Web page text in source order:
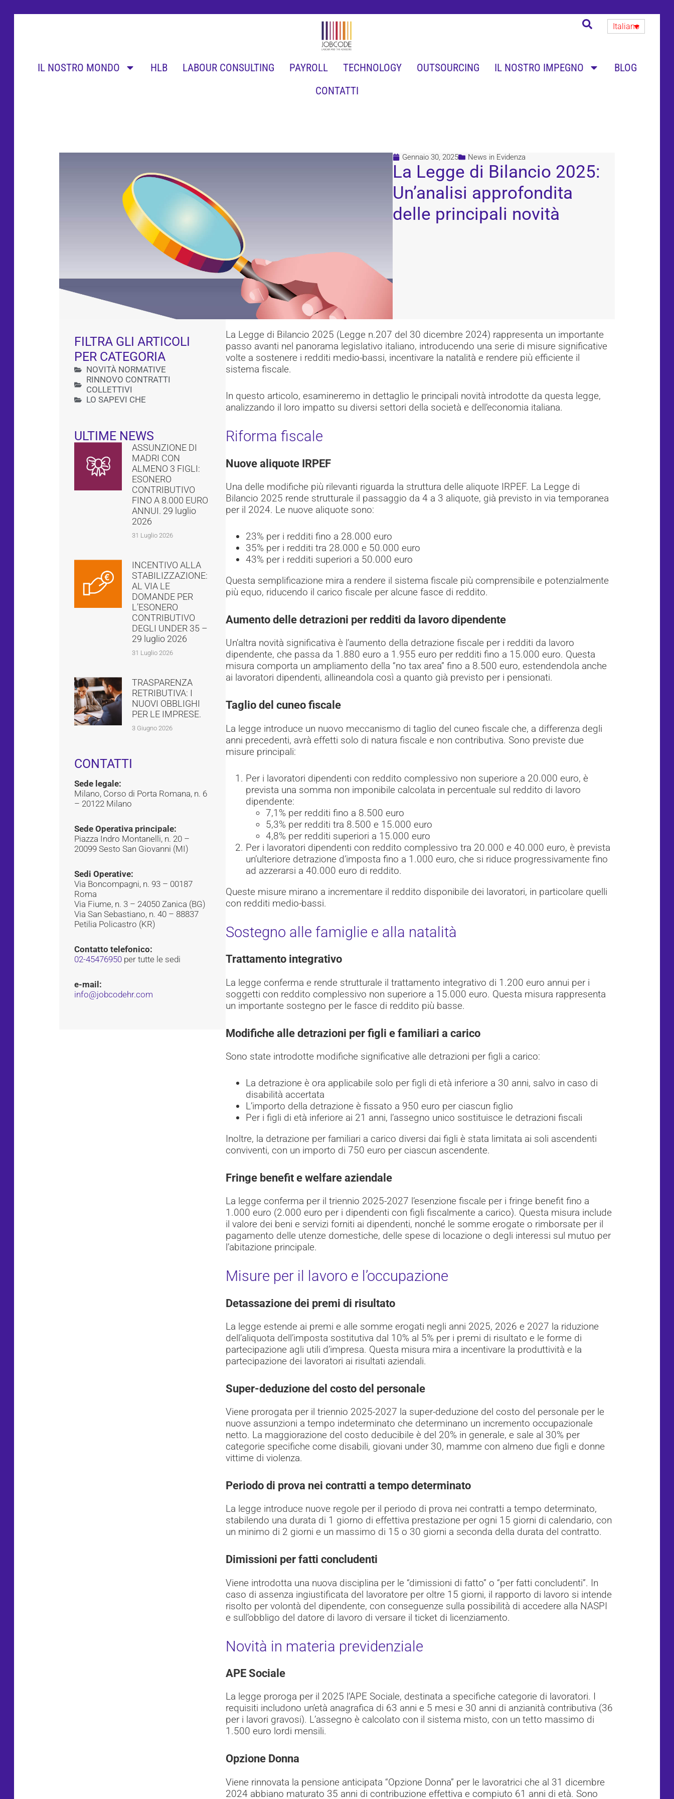
Italiano
IL NOSTRO MONDO HLB LABOUR CONSULTING PAYROLL TECHNOLOGY OUTSOURCING IL NOSTRO IMPEGNO
BLOG
CONTATTI
Gennaio 30, 2025 News in Evidenza
La Legge di Bilancio 2025:
Un’analisi approfondita
delle principali novità
FILTRA GLI ARTICOLI
PER CATEGORIA
NOVITÀ NORMATIVE
RINNOVO CONTRATTI
COLLETTIVI
LO SAPEVI CHE
ULTIME NEWS
ASSUNZIONE DI
MADRI CON
ALMENO 3 FIGLI:
ESONERO
CONTRIBUTIVO
FINO A 8.000 EURO
ANNUI. 29 luglio
2026
31 Luglio 2026
INCENTIVO ALLA
STABILIZZAZIONE:
AL VIA LE
DOMANDE PER
L’ESONERO
CONTRIBUTIVO
DEGLI UNDER 35 –
29 luglio 2026
31 Luglio 2026
TRASPARENZA
RETRIBUTIVA: I
NUOVI OBBLIGHI
PER LE IMPRESE.
3 Giugno 2026
CONTATTI
Sede legale:
Milano, Corso di Porta Romana, n. 6
– 20122 Milano
Sede Operativa principale:
Piazza Indro Montanelli, n. 20 –
20099 Sesto San Giovanni (MI)
Sedi Operative:
Via Boncompagni, n. 93 – 00187
Roma
Via Fiume, n. 3 – 24050 Zanica (BG)
Via San Sebastiano, n. 40 – 88837
Petilia Policastro (KR)
Contatto telefonico:
02-45476950 per tutte le sedi
e-mail:
info@jobcodehr.com
La Legge di Bilancio 2025 (Legge n.207 del 30 dicembre 2024) rappresenta un importante
passo avanti nel panorama legislativo italiano, introducendo una serie di misure significative
volte a sostenere i redditi medio-bassi, incentivare la natalità e rendere più efficiente il
sistema fiscale.
In questo articolo, esamineremo in dettaglio le principali novità introdotte da questa legge,
analizzando il loro impatto su diversi settori della società e dell’economia italiana.
Riforma fiscale
Nuove aliquote IRPEF
Una delle modifiche più rilevanti riguarda la struttura delle aliquote IRPEF. La Legge di
Bilancio 2025 rende strutturale il passaggio da 4 a 3 aliquote, già previsto in via temporanea
per il 2024. Le nuove aliquote sono:
23% per i redditi fino a 28.000 euro
35% per i redditi tra 28.000 e 50.000 euro
43% per i redditi superiori a 50.000 euro
Questa semplificazione mira a rendere il sistema fiscale più comprensibile e potenzialmente
più equo, riducendo il carico fiscale per alcune fasce di reddito.
Aumento delle detrazioni per redditi da lavoro dipendente
Un’altra novità significativa è l’aumento della detrazione fiscale per i redditi da lavoro
dipendente, che passa da 1.880 euro a 1.955 euro per redditi fino a 15.000 euro. Questa
misura comporta un ampliamento della “no tax area” fino a 8.500 euro, estendendola anche
ai lavoratori dipendenti, allineandola così a quanto già previsto per i pensionati.
Taglio del cuneo fiscale
La legge introduce un nuovo meccanismo di taglio del cuneo fiscale che, a differenza degli
anni precedenti, avrà effetti solo di natura fiscale e non contributiva. Sono previste due
misure principali:
Per i lavoratori dipendenti con reddito complessivo non superiore a 20.000 euro, è
prevista una somma non imponibile calcolata in percentuale sul reddito di lavoro
dipendente:
7,1% per redditi fino a 8.500 euro
5,3% per redditi tra 8.500 e 15.000 euro
4,8% per redditi superiori a 15.000 euro
Per i lavoratori dipendenti con reddito complessivo tra 20.000 e 40.000 euro, è prevista
un’ulteriore detrazione d’imposta fino a 1.000 euro, che si riduce progressivamente fino
ad azzerarsi a 40.000 euro di reddito.
Queste misure mirano a incrementare il reddito disponibile dei lavoratori, in particolare quelli
con redditi medio-bassi.
Sostegno alle famiglie e alla natalità
Trattamento integrativo
La legge conferma e rende strutturale il trattamento integrativo di 1.200 euro annui per i
soggetti con reddito complessivo non superiore a 15.000 euro. Questa misura rappresenta
un importante sostegno per le fasce di reddito più basse.
Modifiche alle detrazioni per figli e familiari a carico
Sono state introdotte modifiche significative alle detrazioni per figli a carico:
La detrazione è ora applicabile solo per figli di età inferiore a 30 anni, salvo in caso di
disabilità accertata
L’importo della detrazione è fissato a 950 euro per ciascun figlio
Per i figli di età inferiore ai 21 anni, l’assegno unico sostituisce le detrazioni fiscali
Inoltre, la detrazione per familiari a carico diversi dai figli è stata limitata ai soli ascendenti
conviventi, con un importo di 750 euro per ciascun ascendente.
Fringe benefit e welfare aziendale
La legge conferma per il triennio 2025-2027 l’esenzione fiscale per i fringe benefit fino a
1.000 euro (2.000 euro per i dipendenti con figli fiscalmente a carico). Questa misura include
il valore dei beni e servizi forniti ai dipendenti, nonché le somme erogate o rimborsate per il
pagamento delle utenze domestiche, delle spese di locazione o degli interessi sul mutuo per
l’abitazione principale.
Misure per il lavoro e l’occupazione
Detassazione dei premi di risultato
La legge estende ai premi e alle somme erogati negli anni 2025, 2026 e 2027 la riduzione
dell’aliquota dell’imposta sostitutiva dal 10% al 5% per i premi di risultato e le forme di
partecipazione agli utili d’impresa. Questa misura mira a incentivare la produttività e la
partecipazione dei lavoratori ai risultati aziendali.
Super-deduzione del costo del personale
Viene prorogata per il triennio 2025-2027 la super-deduzione del costo del personale per le
nuove assunzioni a tempo indeterminato che determinano un incremento occupazionale
netto. La maggiorazione del costo deducibile è del 20% in generale, e sale al 30% per
categorie specifiche come disabili, giovani under 30, mamme con almeno due figli e donne
vittime di violenza.
Periodo di prova nei contratti a tempo determinato
La legge introduce nuove regole per il periodo di prova nei contratti a tempo determinato,
stabilendo una durata di 1 giorno di effettiva prestazione per ogni 15 giorni di calendario, con
un minimo di 2 giorni e un massimo di 15 o 30 giorni a seconda della durata del contratto.
Dimissioni per fatti concludenti
Viene introdotta una nuova disciplina per le “dimissioni di fatto” o “per fatti concludenti”. In
caso di assenza ingiustificata del lavoratore per oltre 15 giorni, il rapporto di lavoro si intende
risolto per volontà del dipendente, con conseguenze sulla possibilità di accedere alla NASPI
e sull’obbligo del datore di lavoro di versare il ticket di licenziamento.
Novità in materia previdenziale
APE Sociale
La legge proroga per il 2025 l’APE Sociale, destinata a specifiche categorie di lavoratori. I
requisiti includono un’età anagrafica di 63 anni e 5 mesi e 30 anni di anzianità contributiva (36
per i lavori gravosi). L’assegno è calcolato con il sistema misto, con un tetto massimo di
1.500 euro lordi mensili.
Opzione Donna
Viene rinnovata la pensione anticipata “Opzione Donna” per le lavoratrici che al 31 dicembre
2024 abbiano maturato 35 anni di contribuzione effettiva e compiuto 61 anni di età. Sono